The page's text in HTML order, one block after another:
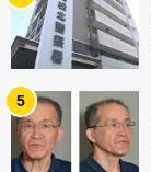
5